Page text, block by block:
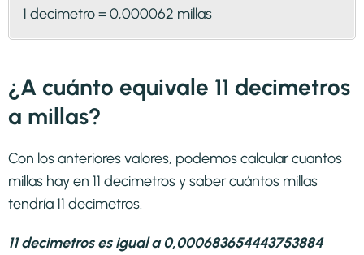
1 decimetro = 0,000062 millas
¿A cuánto equivale 11 decimetros
a millas?
Con los anteriores valores, podemos calcular cuantos
millas hay en 11 decimetros y saber cuántos millas
tendría 11 decimetros.
11 decimetros es igual a 0,000683654443753884